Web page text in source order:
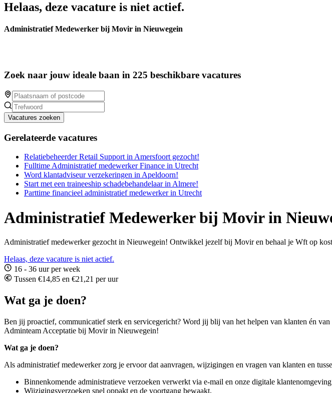
Helaas, deze vacature is niet actief.
Administratief Medewerker bij Movir in Nieuwegein
Zoek naar jouw ideale baan in 225 beschikbare vacatures
Vacatures zoeken
Gerelateerde vacatures
Relatiebeheerder Retail Support in Amersfoort gezocht!
Fulltime Administratief medewerker Finance in Utrecht
Word klantadviseur verzekeringen in Apeldoorn!
Start met een traineeship schadebehandelaar in Almere!
Parttime financieel administratief medewerker in Utrecht
Administratief Medewerker bij Movir in
Administratief medewerker gezocht in Nieuwegein! Ontwikkel jezelf bij Movir en behaal je Wft op
Helaas, deze vacature is niet actief.
16 - 36 uur per week
Tussen €14,85 en €21,21 per uur
Wat ga je doen?
Ben jij proactief, communicatief sterk en servicegericht? Word jij blij van het helpen van klanten én
Adminteam Acceptatie bij Movir in Nieuwegein!
Wat ga je doen?
Als administratief medewerker zorg je ervoor dat aanvragen, wijzigingen en vragen van klanten en
Binnenkomende administratieve verzoeken verwerkt via e-mail en onze digitale klantenomgeving
Wijzigingsverzoeken snel oppakt en de voortgang bewaakt.